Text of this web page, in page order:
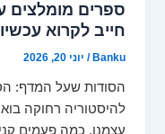
ספרים
חייב לקרוא
Banku
/ יוני 20, 2026
הסודות שעל המדף:
להיסטוריה רחוקה
עצמנו. כמה פעמים